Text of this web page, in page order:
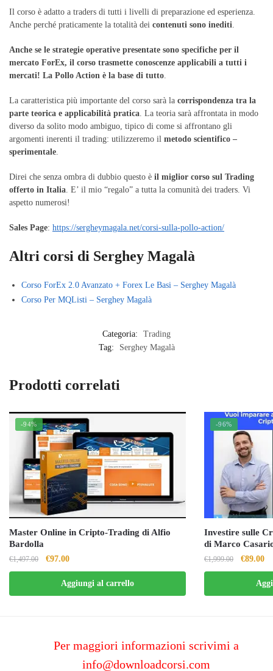
Il corso è adatto a traders di tutti i livelli di preparazione ed esperienza.
Anche perché praticamente la totalità dei contenuti sono inediti.
Anche se le strategie operative presentate sono specifiche per il
mercato ForEx, il corso trasmette conoscenze applicabili a tutti i
mercati! La Pollo Action è la base di tutto.
La caratteristica più importante del corso sarà la corrispondenza tra la
parte teorica e applicabilità pratica . La teoria sarà affrontata in modo
diverso da solito modo ambiguo, tipico di come si affrontano gli
argomenti inerenti il trading: utilizzeremo il metodo scientifico –
sperimentale
Direi che senza ombra di dubbio questo è il miglior corso sul Trading
offerto in Italia . E’ il mio “regalo” a tutta la comunità dei traders. Vi
aspetto numerosi!
Sales Page: https://sergheymagala.net/corsi-sulla-pollo-action/
Altri corsi di Serghey Magalà
Corso ForEx 2.0 Avanzato + Forex Le Basi – Serghey Magalà
Corso Per MQListi – Serghey Magalà
Categoria:
Trading
Tag:
Serghey Magalà
Prodotti correlati
-94%
Master Online in Cripto-Trading di Alfio
Bardolla
€1,497.00
Il
prezzo
originale
era:
€97.00Il
prezzo
attuale
è:
Aggiungi al carrello
-96%
Investire sulle
di Marco
€1,999.00
Il
prezzo
originale
era:
€89.00Il
è:
Per maggiori informazioni scrivimi a
info@downloadcorsi.com